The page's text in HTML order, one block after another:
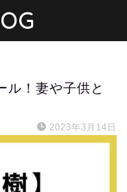
ル！妻や子供と
2023年3月14日